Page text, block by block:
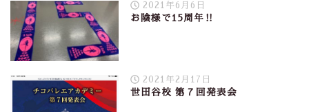
2021年6月6日
お陰様で15周年‼︎
2021年2月17日
世田谷校 第７回発表会